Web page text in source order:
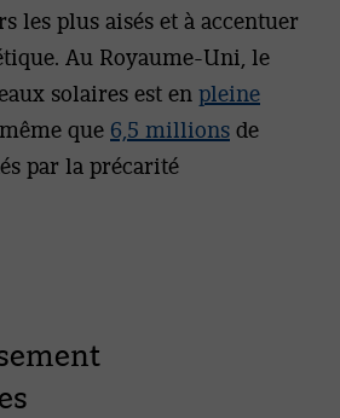
les plus aisés et à accentuer
Au Royaume-Uni, le
solaires est en pleine
que 6,5 millionsde
par la précarité